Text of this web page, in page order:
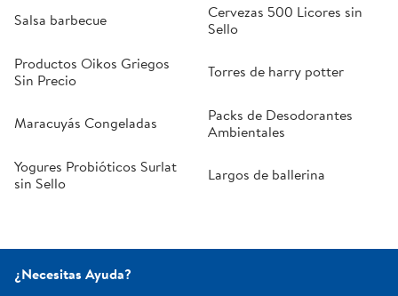
Salsa barbecue
Cervezas 500 Licores sin
Sello
Productos Oikos Griegos
Sin Precio
Torres de harry potter
Maracuyás Congeladas
Packs de Desodorantes
Ambientales
Yogures Probióticos Surlat
sin Sello
Largos de ballerina
¿Necesitas Ayuda?